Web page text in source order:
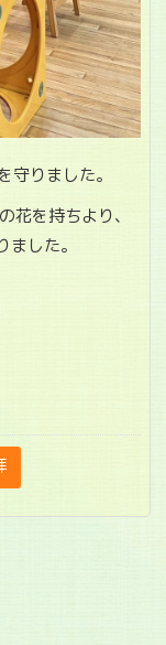
りました。
花を持ちより、
ました。